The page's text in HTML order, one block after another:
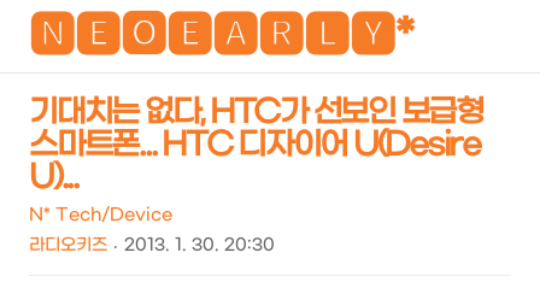
🅽🅴🅾🅴🅰🆁🅻🆈*
검
기대치는 없다, HTC가 선보인 보급형
스마트폰... HTC 디자이어 U(Desire
U)...
N* Tech/Device
라디오키즈
2013. 1. 30. 20:30